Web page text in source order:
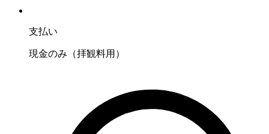
支払い
現金のみ（拝観料用）